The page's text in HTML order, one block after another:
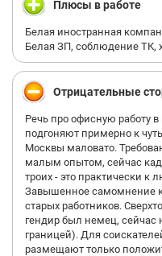
Извините, офис как бы не в
для меня важно.
Ужас...потраченное время,
Хохланд, придите в себя!
подойдет к концу, не
Плюсы в работе
Белая иностранная
Белая ЗП, соблюдение ТК,
Отрицательные
Речь про офисную работу
подгоняют примерно к
Москвы маловато.
малым опытом, сейчас
троих - это практически к
Завышенное самомнение
старых работников.
гендир был немец, сейчас
границей). Для
размещают только